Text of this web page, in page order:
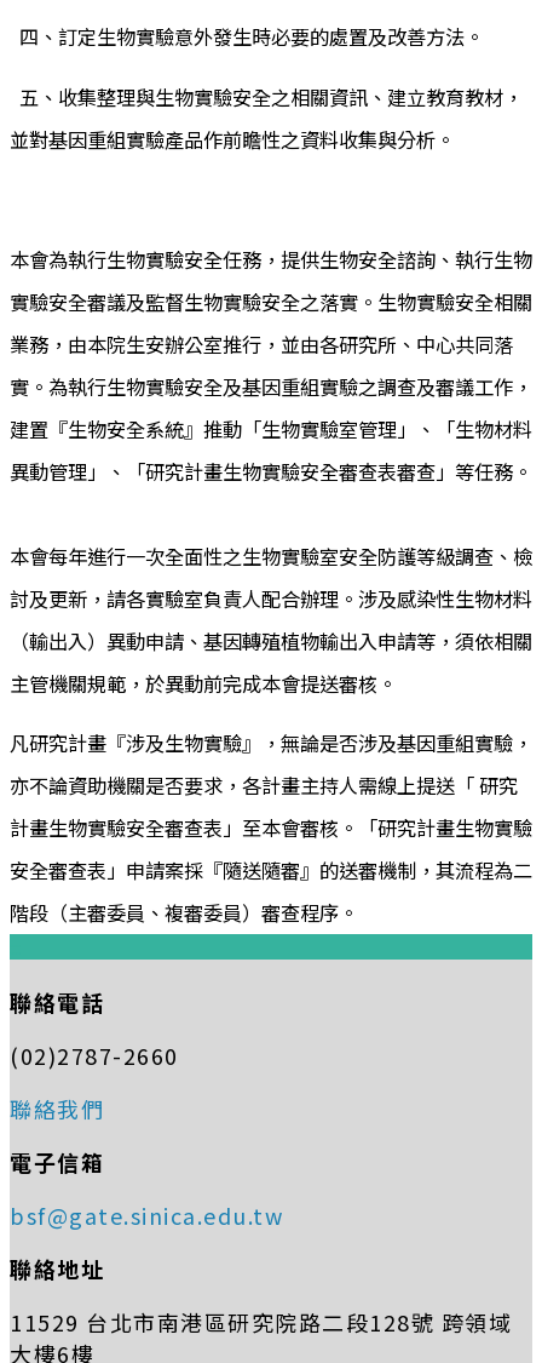
四、訂定生物實驗意外發生時必要的處置及改善方法。
五、收集整理與生物實驗安全之相關資訊、建立教育教材，
並對基因重組實驗產品作前瞻性之資料收集與分析。
本會為執行生物實驗安全任務，提供生物安全諮詢、執行生物
實驗安全審議及監督生物實驗安全之落實。生物實驗安全相關
業務，由本院生安辦公室推行，並由各研究所、中心共同落
實。為執行生物實驗安全及基因重組實驗之調查及審議工作，
建置『生物安全系統』推動「生物實驗室管理」、「生物材料
異動管理」、「研究計畫生物實驗安全審查表審查」等任務。
本會每年進行一次全面性之生物實驗室安全防護等級調查、檢
討及更新，請各實驗室負責人配合辦理。涉及感染性生物材料
（輸出入）異動申請、基因轉殖植物輸出入申請等，須依相關
主管機關規範，於異動前完成本會提送審核。
凡研究計畫『涉及生物實驗』，無論是否涉及基因重組實驗，
亦不論資助機關是否要求，各計畫主持人需線上提送「 研究
計畫生物實驗安全審查表」至本會審核。「研究計畫生物實驗
安全審查表」申請案採『隨送隨審』的送審機制，其流程為二
階段（主審委員、複審委員）審查程序。
聯絡電話
(02)2787-2660
聯絡我們
電子信箱
bsf@gate.sinica.edu.tw
聯絡地址
11529 台北市南港區研究院路二段128號 跨領域
大樓6樓